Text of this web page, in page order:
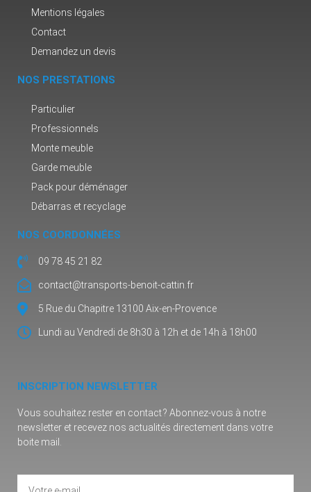
Mentions légales
Contact
Demandez un devis
NOS PRESTATIONS
Particulier
Professionnels
Monte meuble
Garde meuble
Pack pour déménager
Débarras et recyclage
NOS COORDONNÉES
09 78 45 21 82
contact@transports-benoit-cattin.fr
5 Rue du Chapitre 13100 Aix-en-Provence
Lundi au Vendredi de 8h30 à 12h et de 14h à 18h00
INSCRIPTION NEWSLETTER
Vous souhaitez rester en contact ? Abonnez-vous à notre
newsletter et recevez nos actualités directement dans votre
boite mail.